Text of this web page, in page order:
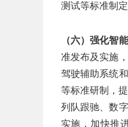
测试等标准制
（六）强化智
准发布及实施
驾驶辅助系统
等标准研制，
列队跟驰、数
实施，加快推